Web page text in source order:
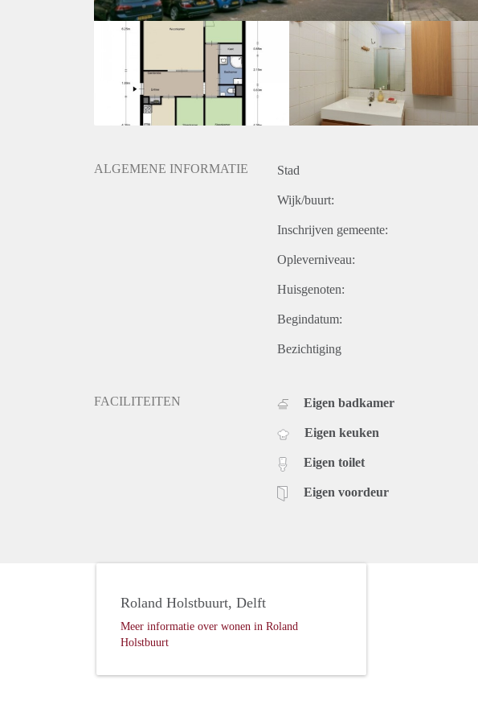
ALGEMENE INFORMATIE Stad
Wijk/buurt:
Inschrijven gemeente:
Opleverniveau:
Huisgenoten:
Begindatum:
Bezichtiging
FACILITEITEN Eigen badkamer
Eigen keuken
Eigen toilet
Eigen voordeur
Roland Holstbuurt, Delft
Meer informatie over wonen in Roland
Holstbuurt